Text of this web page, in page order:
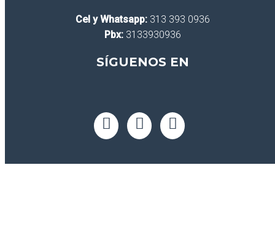
Cel y Whatsapp:313 393 0936
Pbx:3133930936
SÍGUENOS EN